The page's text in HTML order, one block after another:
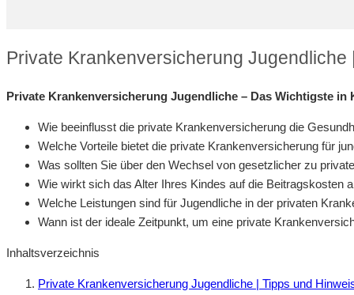
Private Krankenversicherung
Private Krankenversicherung Jugendliche – Das Wichtigste in
Wie beeinflusst die private Krankenversicherung die
Welche Vorteile bietet die private Krankenversicherung für
Was sollten Sie über den Wechsel von gesetzlicher zu
Wie wirkt sich das Alter Ihres Kindes auf die Beitragskosten
Welche Leistungen sind für Jugendliche in der privaten
Wann ist der ideale Zeitpunkt, um eine private
Inhaltsverzeichnis
Private Krankenversicherung Jugendliche | Tipps und